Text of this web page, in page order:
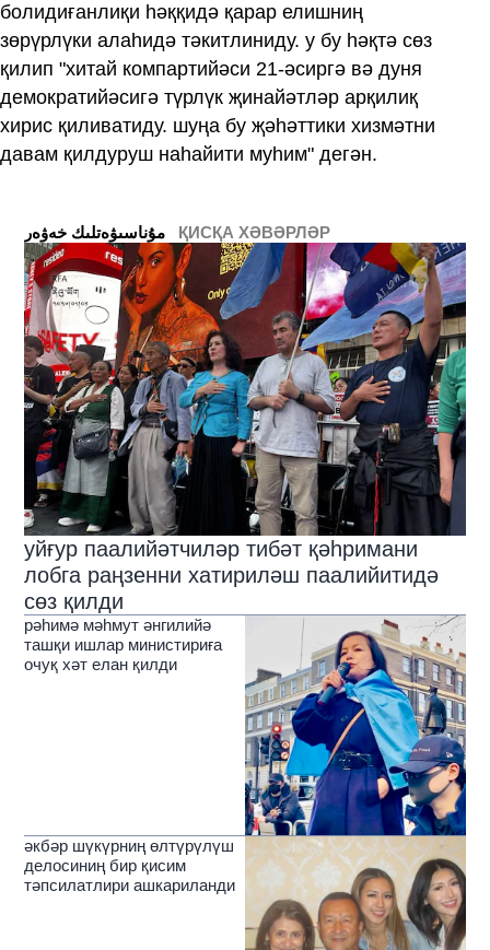
болидиғанлиқи һәққидә қарар елишниң
зөрүрлүки алаһидә тәкитлиниду. у бу һәқтә сөз
қилип "хитай компартийәси 21-әсиргә вә дуня
демократийәсигә түрлүк җинайәтләр арқилиқ
хирис қиливатиду. шуңа бу җәһәттики хизмәтни
давам қилдуруш наһайити муһим" дегән.
ҚИСҚА ХӘВӘРЛӘР
уйғур паалийәтчиләр тибәт қәһримани
лобга раңзенни хатириләш паалийитидә
сөз қилди
рәһимә мәһмут әнгилийә
ташқи ишлар министириға
очуқ хәт елан қилди
әкбәр шүкүрниң өлтүрүлүш
делосиниң бир қисим
тәпсилатлири ашкариланди